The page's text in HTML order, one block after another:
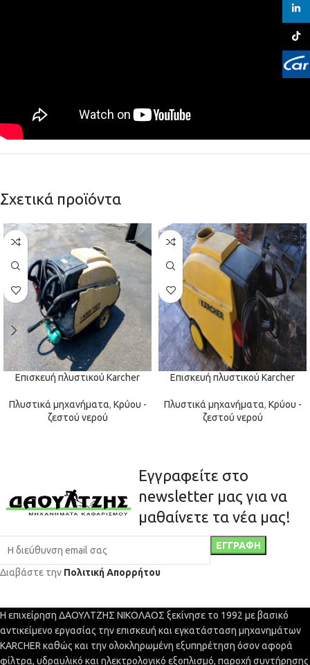
Σχετικά προϊόντα
Επισκευή πλυστικού Karcher
Πλυστικά μηχανήματα, Κρύου -
ζεστού νερού
Επισκευή πλυστικού Karcher
Πλυστικά μηχανήματα, Κρύου -
ζεστού νερού
Εγγραφείτε στο
newsletter μας για να
μαθαίνετε τα νέα μας!
Διαβάστε την Πολιτική Απορρήτου
Η επιχείρηση ΔΑΟΥΛΤΖΗΣ ΝΙΚΟΛΑΟΣ ξεκίνησε το 1992 με βασικό
αντικείμενο εργασίας την επισκευή και εγκατάσταση μηχανημάτων
KARCHER καθώς και την ολοκληρωμένη εξυπηρέτηση όσον αφορά
φίλτρα, υδραυλικό και ηλεκτρολογικό εξοπλισμό, παροχή συντήρησης